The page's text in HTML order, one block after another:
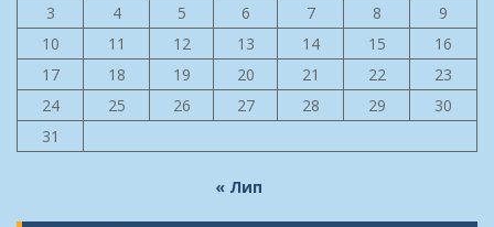
3
4 5 6 7 8
9
10
11 12 13 14 15
16
17
18 19 20 21 22
23
24
25 26 27 28 29
30
31
« Лип